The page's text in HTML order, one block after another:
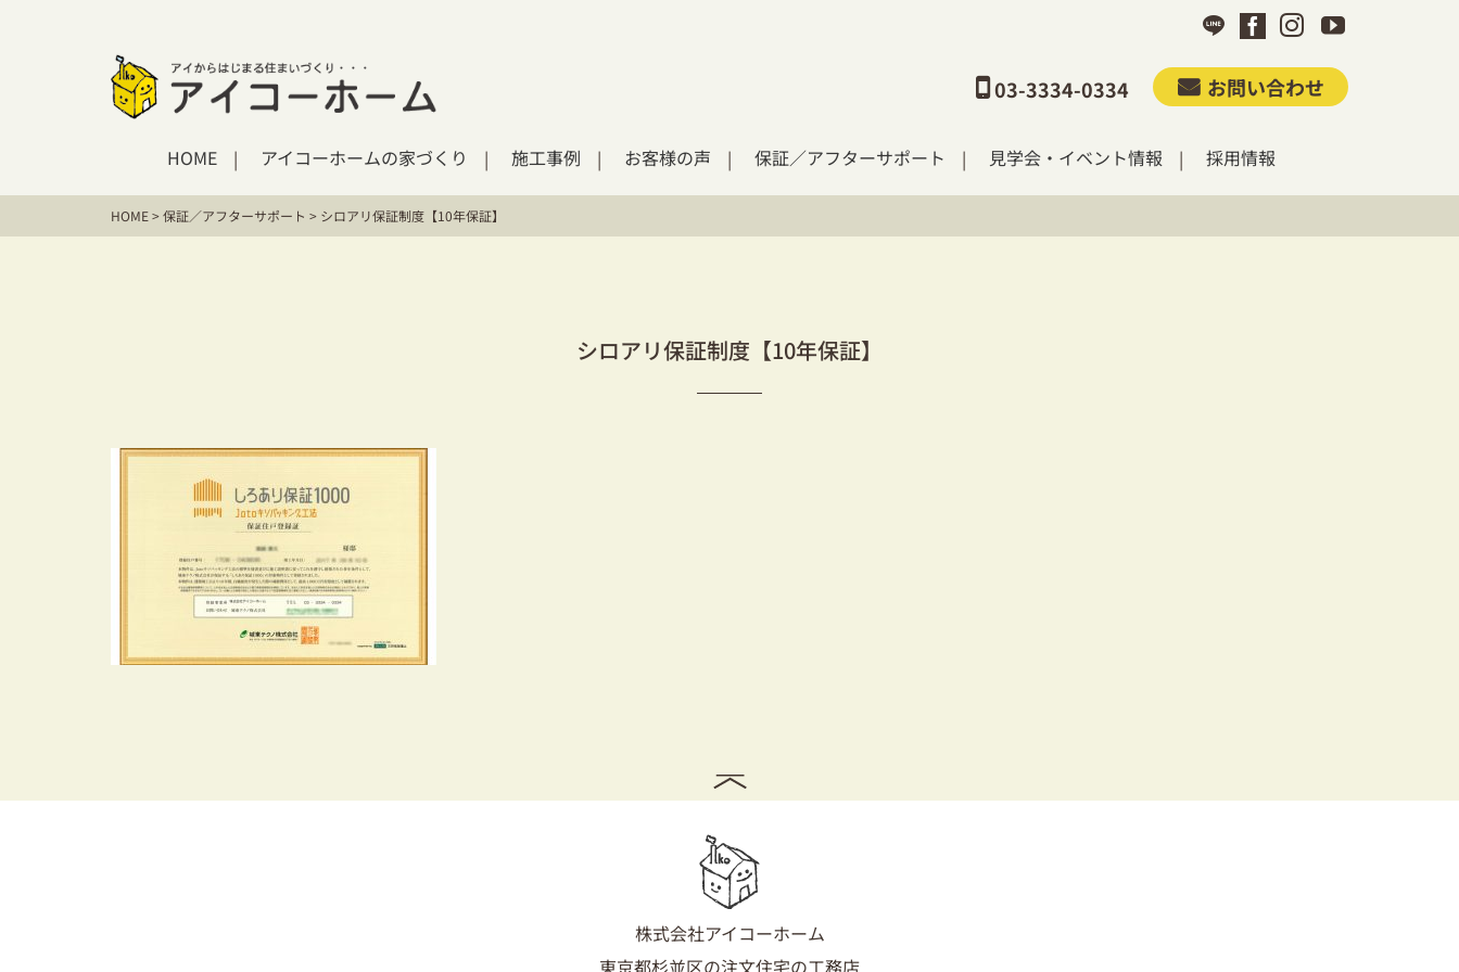
03-3334-0334 お問い合わせ
HOME アイコーホームの家づくり 施工事例 お客様の声 保証／アフターサポート 見学会・イベント情報 採用情報
HOME>保証／アフターサポート > シロアリ保証制度【10年保証】
シロアリ保証制度【10年保証】
株式会社アイコーホーム
東京都杉並区の注文住宅の工務店